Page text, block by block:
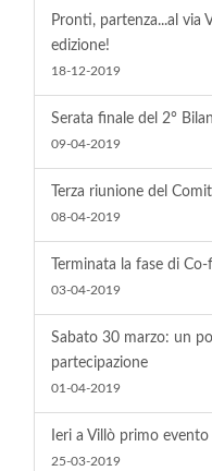
Pronti, partenza...al via
edizione!
18-12-2019
Serata finale del 2°
09-04-2019
Terza riunione del
08-04-2019
Terminata la fase di
03-04-2019
Sabato 30 marzo: un
partecipazione
01-04-2019
Ieri a Villò primo
25-03-2019